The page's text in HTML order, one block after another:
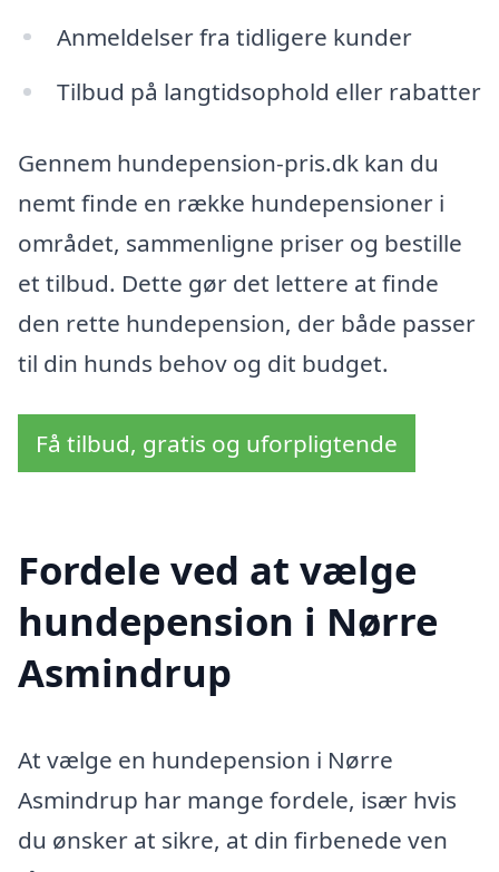
Anmeldelser fra tidligere kunder
Tilbud på langtidsophold eller rabatter
Gennem hundepension-pris.dk kan du
nemt finde en række hundepensioner i
området, sammenligne priser og bestille
et tilbud. Dette gør det lettere at finde
den rette hundepension, der både passer
til din hunds behov og dit budget.
Få tilbud, gratis og uforpligtende
Fordele ved at vælge
hundepension i Nørre
Asmindrup
At vælge en hundepension i Nørre
Asmindrup har mange fordele, især hvis
du ønsker at sikre, at din firbenede ven